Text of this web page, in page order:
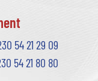
54 21 29 09
54 21 80 80